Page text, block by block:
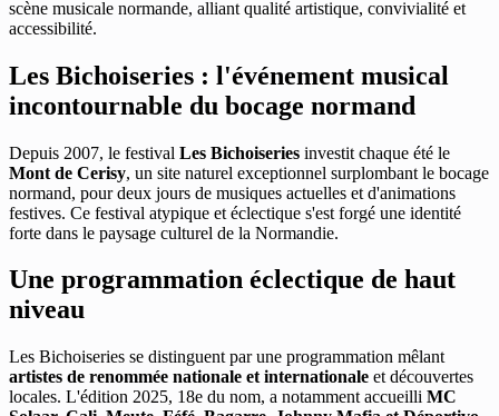
scène musicale normande, alliant qualité artistique, convivialité et
accessibilité.
Les Bichoiseries : l'événement musical
incontournable du bocage normand
Depuis 2007, le festival Les Bichoiseries investit chaque été le
Mont de Cerisy, un site naturel exceptionnel surplombant le bocage
normand, pour deux jours de musiques actuelles et d'animations
festives. Ce festival atypique et éclectique s'est forgé une identité
forte dans le paysage culturel de la Normandie.
Une programmation éclectique de haut
niveau
Les Bichoiseries se distinguent par une programmation mêlant
artistes de renommée nationale et internationale et découvertes
locales. L'édition 2025, 18e du nom, a notamment accueilli MC